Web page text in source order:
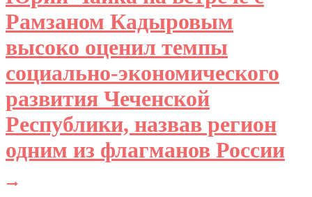
Рамзаном Кадыровым
высоко оценил темпы
социально-экономического
развития Чеченской
Республики, назвав регион
одним из флагманов России